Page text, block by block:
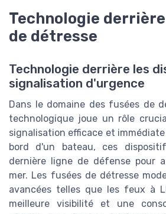
Technologie
de détresse
Technologie derrière les
signalisation d'urgence
Dans le domaine des fusées de
technologique joue un rôle
signalisation efficace et
bord d'un bateau, ces
dernière ligne de défense pour
mer. Les fusées de détresse
avancées telles que les feux à
meilleure visibilité et une